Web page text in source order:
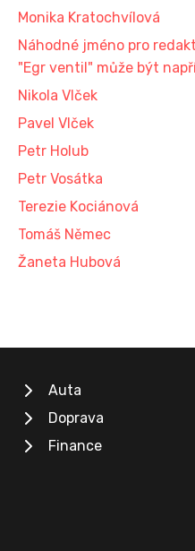
Monika Kratochvílová
Náhodné jméno pro
"Egr ventil" může být
Nikola Vlček
Pavel Vlček
Petr Holub
Petr Vosátka
Terezie Kociánová
Tomáš Němec
Žaneta Hubová
Auta
Doprava
Finance